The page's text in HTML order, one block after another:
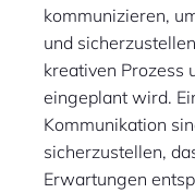
kommunizieren,
und
kreativen Prozess
eingeplant wird.
Kommunikation
sicherzustellen,
Erwartungen